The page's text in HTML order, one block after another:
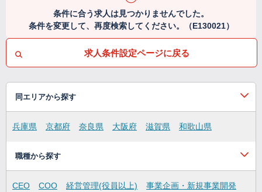
条件に合う求人は見つかりませんでした。
条件を変更して、再度検索してください。（E130021）
求人条件設定ページに戻る
同エリアから探す
兵庫県 京都府 奈良県 大阪府 滋賀県 和歌山県
職種から探す
CEO COO 経営管理(役員以上)
事業企画・新規事業開発